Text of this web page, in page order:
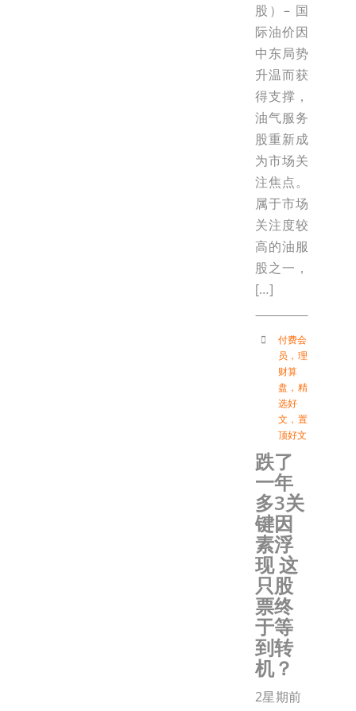
股）– 国
际油价因
中东局势
升温而获
得支撑，
油气服务
股重新成
为市场关
注焦点。
属于市场
关注度较
高的油服
股之一，
[…]
付费会
员 ， 理
财算
盘 ， 精
选好
文 ， 置
顶好文
跌了
一年
多3关
键因
素浮
现 这
只股
票终
于等
到转
机？
2星期前